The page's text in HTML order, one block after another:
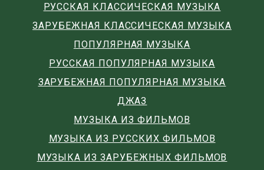
РУССКАЯ КЛАССИЧЕСКАЯ МУЗЫКА
ЗАРУБЕЖНАЯ КЛАССИЧЕСКАЯ МУЗЫКА
ПОПУЛЯРНАЯ МУЗЫКА
РУССКАЯ ПОПУЛЯРНАЯ МУЗЫКА
ЗАРУБЕЖНАЯ ПОПУЛЯРНАЯ МУЗЫКА
ДЖАЗ
МУЗЫКА ИЗ ФИЛЬМОВ
МУЗЫКА ИЗ РУССКИХ ФИЛЬМОВ
МУЗЫКА ИЗ ЗАРУБЕЖНЫХ ФИЛЬМОВ